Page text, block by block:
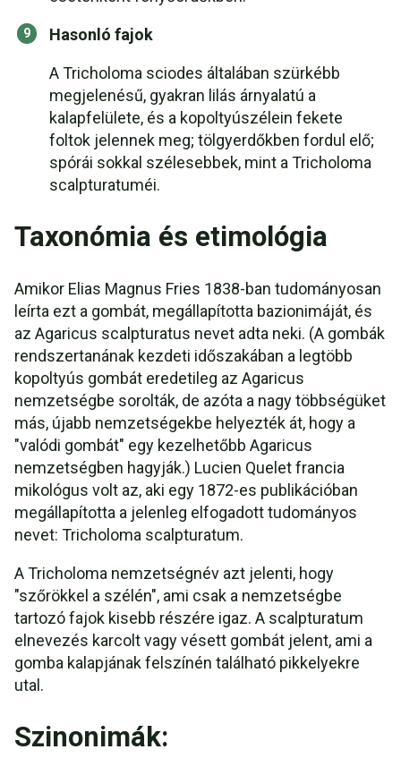
Hasonló fajok
A Tricholoma sciodes általában szürkébb
megjelenésű, gyakran lilás árnyalatú a
kalapfelülete, és a kopoltyúszélein fekete
foltok jelennek meg; tölgyerdőkben fordul elő;
spórái sokkal szélesebbek, mint a Tricholoma
scalpturatuméi.
Taxonómia és etimológia
Amikor Elias Magnus Fries 1838-ban tudományosan
leírta ezt a gombát, megállapította bazionimáját, és
az Agaricus scalpturatus nevet adta neki. (A gombák
rendszertanának kezdeti időszakában a legtöbb
kopoltyús gombát eredetileg az Agaricus
nemzetségbe sorolták, de azóta a nagy többségüket
más, újabb nemzetségekbe helyezték át, hogy a
"valódi gombát" egy kezelhetőbb Agaricus
nemzetségben hagyják.) Lucien Quelet francia
mikológus volt az, aki egy 1872-es publikációban
megállapította a jelenleg elfogadott tudományos
nevet: Tricholoma scalpturatum.
A Tricholoma nemzetségnév azt jelenti, hogy
"szőrökkel a szélén", ami csak a nemzetségbe
tartozó fajok kisebb részére igaz. A scalpturatum
elnevezés karcolt vagy vésett gombát jelent, ami a
gomba kalapjának felszínén található pikkelyekre
utal.
Szinonimák: